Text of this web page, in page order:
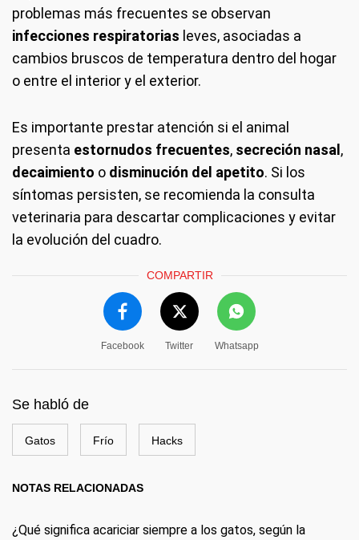
problemas más frecuentes se observan
infecciones respiratorias leves, asociadas a
cambios bruscos de temperatura dentro del hogar
o entre el interior y el exterior.
Es importante prestar atención si el animal
presenta estornudos frecuentes, secreción nasal,
decaimiento o disminución del apetito. Si los
síntomas persisten, se recomienda la consulta
veterinaria para descartar complicaciones y evitar
la evolución del cuadro.
COMPARTIR
Facebook Twitter Whatsapp
Se habló de
Gatos Frío Hacks
NOTAS RELACIONADAS
¿Qué significa acariciar siempre a los gatos, según la